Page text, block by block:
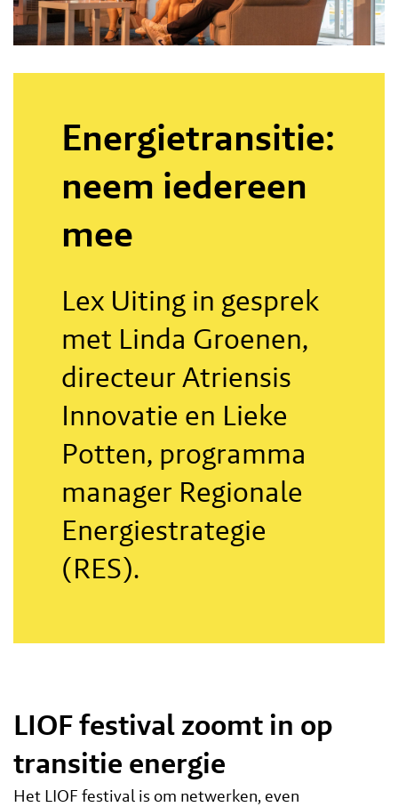
Energietransitie:
neem iedereen
mee
Lex Uiting in gesprek
met Linda Groenen,
directeur Atriensis
Innovatie en Lieke
Potten, programma
manager Regionale
Energiestrategie
(RES).
LIOF festival zoomt in op
transitie energie
Het LIOF festival is om netwerken, even